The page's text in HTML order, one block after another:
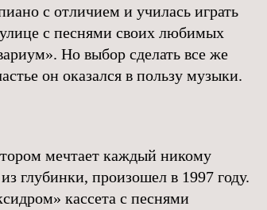
с отличием и училась играть
с песнями своих любимых
Но выбор сделать все же
он оказался в пользу музыки.
мечтает каждый никому
глубинки, произошел в 1997 году.
кассета с песнями